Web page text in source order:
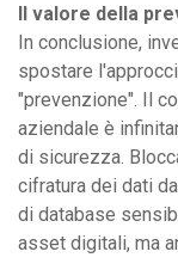
Il valore della
In conclusione,
spostare
"prevenzione". Il
aziendale è
di sicurezza.
cifratura dei dati
di database
asset digitali, ma